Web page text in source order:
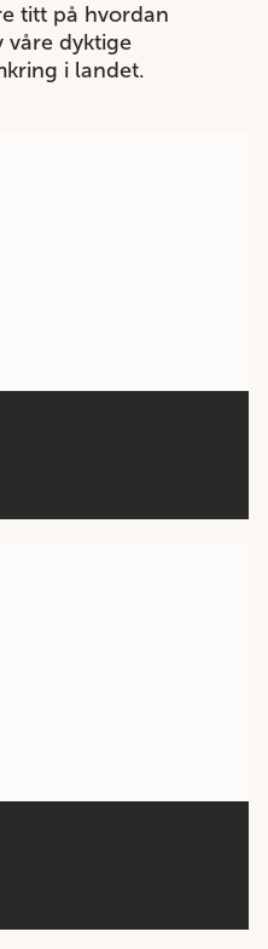
titt på hvordan
våre dyktige
i landet.